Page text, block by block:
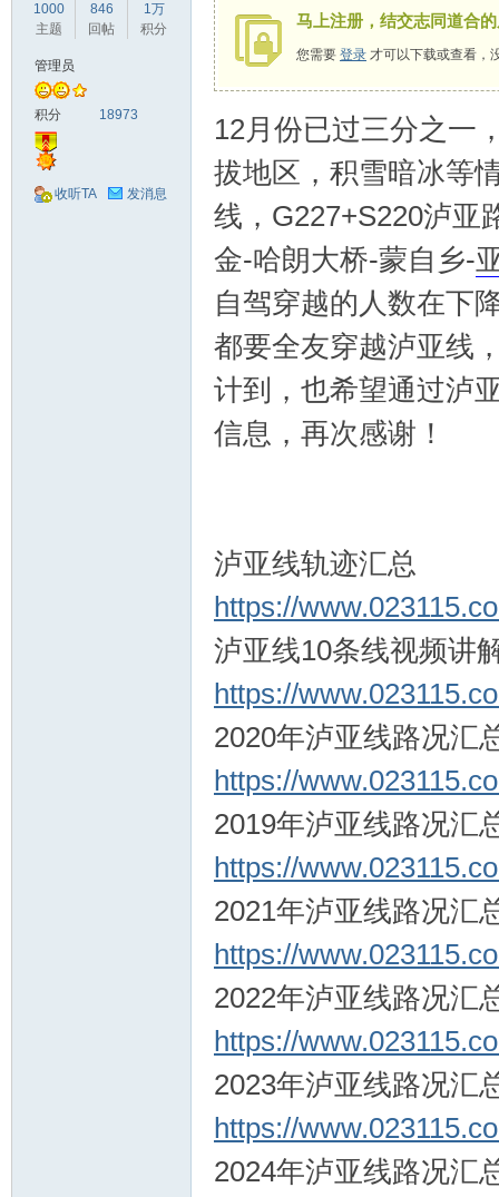
1000
主题
846
回帖
1万
积分
管理员
积分 18973
收听TA 发消息
马上注册，结交志同道合
您需要 登录 才可以下载或查看，
12月份已过三分之一
拔地区，积雪暗冰等
线，G227+S220泸亚
金-哈朗大桥-蒙自乡-
自驾穿越的人数在下
都要全友穿越泸亚线
计到，也希望通过泸
信息，再次感谢！
泸亚线轨迹汇总
https://
泸亚线10条线视频讲
https://
2020年泸亚线路况汇
https://
2019年泸亚线路况汇
https://
2021年泸亚线路况汇
https://
2022年泸亚线路况汇
https://
2023年泸亚线路况汇
https://
2024年泸亚线路况汇